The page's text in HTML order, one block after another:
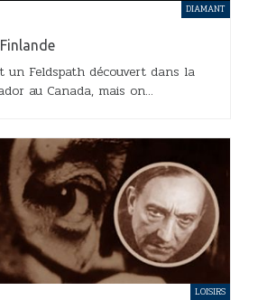
un Feldspath découvert dans la
au Canada, mais on...
DIAMANT
LOISIRS